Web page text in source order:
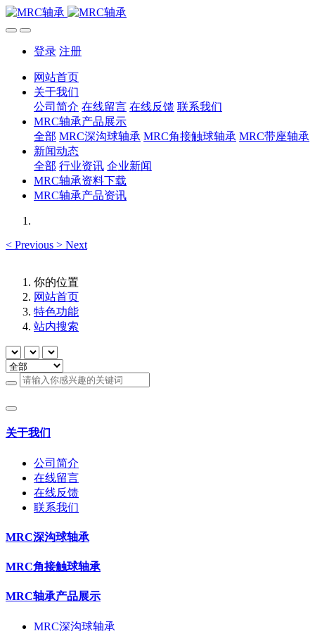
登录 注册
网站首页
关于我们
公司简介 在线留言 在线反馈 联系我们
MRC轴承产品展示
全部 MRC深沟球轴承 MRC角接触球轴承 MRC带座轴承
新闻动态
全部 行业资讯 企业新闻
MRC轴承资料下载
MRC轴承产品资讯
< Previous > Next
你的位置
网站首页
特色功能
站内搜索
关于我们
公司简介
在线留言
在线反馈
联系我们
MRC深沟球轴承
MRC角接触球轴承
MRC轴承产品展示
MRC深沟球轴承